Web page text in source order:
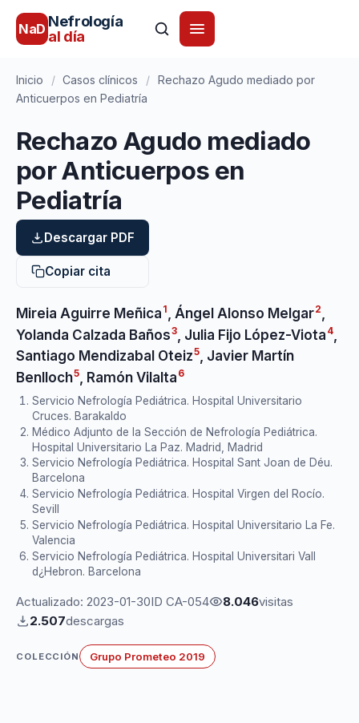
NaD Nefrología
al día
Inicio / Casos clínicos / Rechazo Agudo mediado por
Anticuerpos en Pediatría
Rechazo Agudo mediado
por Anticuerpos en
Pediatría
Descargar PDF
Copiar cita
Mireia Aguirre Meñica 1 Ángel Alonso Melgar2
Yolanda Calzada Baños3 Julia Fijo López-Viota 4
Santiago Mendizabal Oteiz5
Javier Martín
Benlloch5 Ramón Vilalta 6
Servicio Nefrología Pediátrica. Hospital Universitario
Cruces. Barakaldo
Médico Adjunto de la Sección de Nefrología Pediátrica.
Hospital Universitario La Paz. Madrid, Madrid
Servicio Nefrología Pediátrica. Hospital Sant Joan de Déu.
Barcelona
Servicio Nefrología Pediátrica. Hospital Virgen del Rocío.
Sevill
Servicio Nefrología Pediátrica. Hospital Universitario La Fe.
Valencia
Servicio Nefrología Pediátrica. Hospital Universitari Vall
d¿Hebron. Barcelona
Actualizado: 2023-01-30ID CA-054 8.046visitas
2.507descargas
COLECCIÓN Grupo Prometeo 2019